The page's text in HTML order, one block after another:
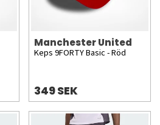
Manchester United
Keps 9FORTY Basic - Röd
349 SEK